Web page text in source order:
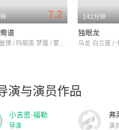
7.2
谱
克拉克·盖博 / 玛丽莲·梦露 / 蒙哥马利·克利夫特
141分钟
独眼龙
演与演员作品
小吉恩·福勒
导演
弗
演